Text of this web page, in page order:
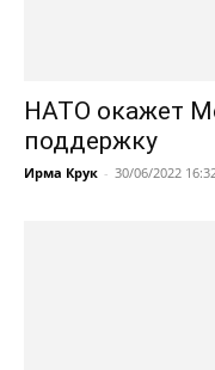
НАТО окажет
поддержку
Ирма Крук - 30/06/2022